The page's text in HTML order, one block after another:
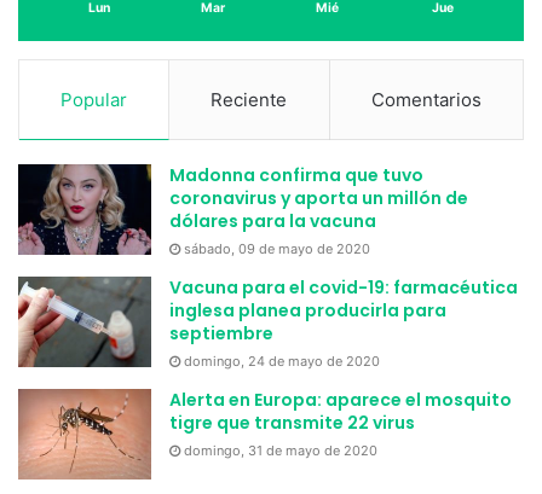
Lun Mar Mié Jue
Popular Reciente Comentarios
Madonna confirma que tuvo
coronavirus y aporta un millón de
dólares para la vacuna
sábado, 09 de mayo de 2020
Vacuna para el covid-19: farmacéutica
inglesa planea producirla para
septiembre
domingo, 24 de mayo de 2020
Alerta en Europa: aparece el mosquito
tigre que transmite 22 virus
domingo, 31 de mayo de 2020